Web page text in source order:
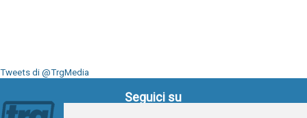
Tweets di @TrgMedia
Seguici su